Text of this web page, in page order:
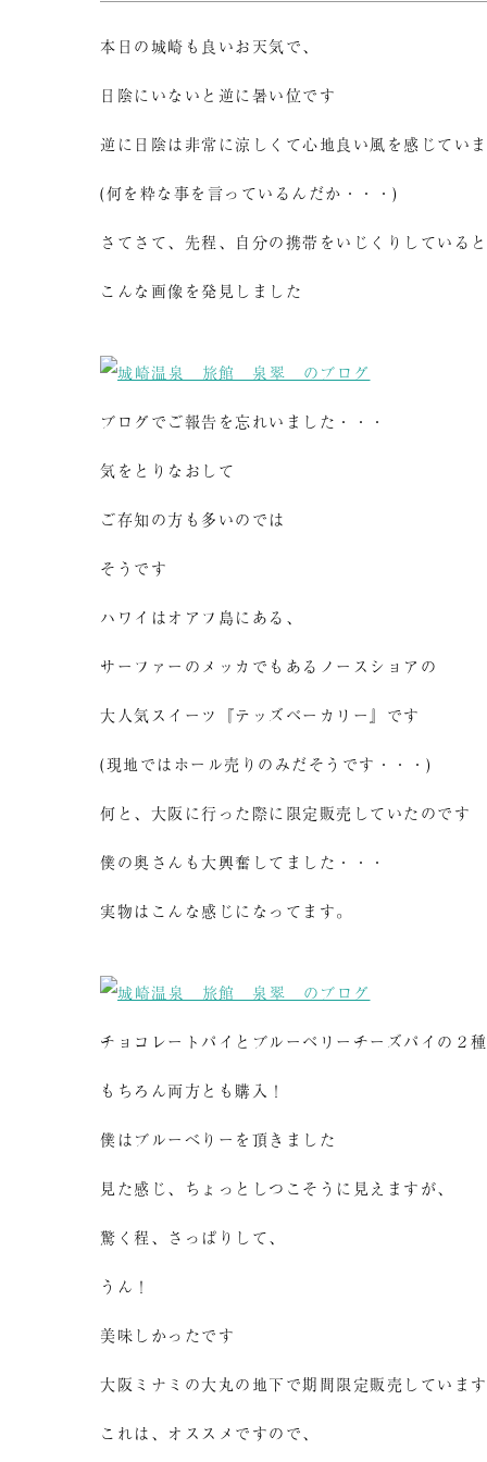
本日の城崎も良いお天気で、
日陰にいないと逆に暑い位です
逆に日陰は非常に涼しくて心地良い風を感じてい
(何を粋な事を言っているんだか・・・)
さてさて、先程、自分の携帯をいじくりしていると
こんな画像を発見しました
ブログでご報告を忘れいました・・・
気をとりなおして
ご存知の方も多いのでは
そうです
ハワイはオアフ島にある、
サーファーのメッカでもあるノースショアの
大人気スイーツ『テッズベーカリー』です
(現地ではホール売りのみだそうです・・・)
何と、大阪に行った際に限定販売していたのです
僕の奥さんも大興奮してました・・・
実物はこんな感じになってます。
チョコレートパイとブルーベリーチーズパイの２種
もちろん両方とも購入！
僕はブルーべりーを頂きました
見た感じ、ちょっとしつこそうに見えますが、
驚く程、さっぱりして、
うん！
美味しかったです
大阪ミナミの大丸の地下で期間限定販売しています
これは、オススメですので、